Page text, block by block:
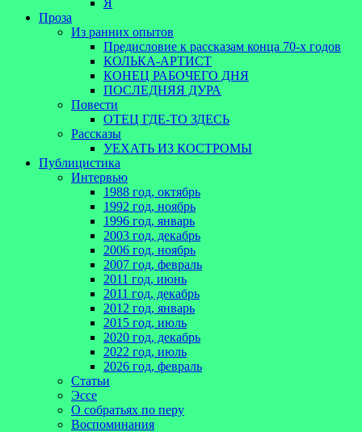
Я
Проза
Из ранних опытов
Предисловие к рассказам конца 70-х годов
КОЛЬКА-АРТИСТ
КОНЕЦ РАБОЧЕГО ДНЯ
ПОСЛЕДНЯЯ ДУРА
Повести
ОТЕЦ ГДЕ-ТО ЗДЕСЬ
Рассказы
УЕХАТЬ ИЗ КОСТРОМЫ
Публицистика
Интервью
1988 год, октябрь
1992 год, ноябрь
1996 год, январь
2003 год, декабрь
2006 год, ноябрь
2007 год, февраль
2011 год, июнь
2011 год, декабрь
2012 год, январь
2015 год, июль
2020 год, декабрь
2022 год, июль
2026 год, февраль
Статьи
Эссе
О собратьях по перу
Воспоминания